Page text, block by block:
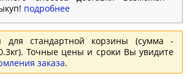
подробнее
для стандартной корзины (сумма -
Точные цены и сроки Вы увидите
заказа.